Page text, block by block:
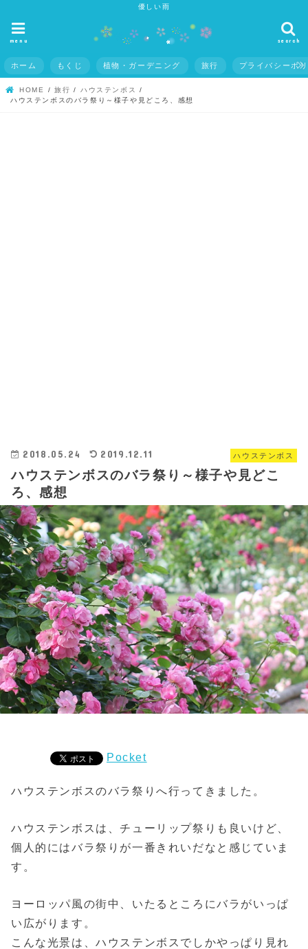
優しい雨
search
menu
ホーム もくじ 植物・ガーデニング 旅行 プライバシーポ
HOME 旅行
ハウステンボス
ハウステンボスのバラ祭り～様子や見どころ、感想
ハウステンボス
2018.05.24 2019.12.11
ハウステンボスのバラ祭り～様子や見どこ
ろ、感想
Pocket
ハウステンボスのバラ祭りへ行ってきました。
ハウステンボスは、チューリップ祭りも良いけど、
個人的にはバラ祭りが一番きれいだなと感じていま
す。
ヨーロッパ風の街中、いたるところにバラがいっぱ
い広がります。
こんな光景は、ハウステンボスでしかやっぱり見れ